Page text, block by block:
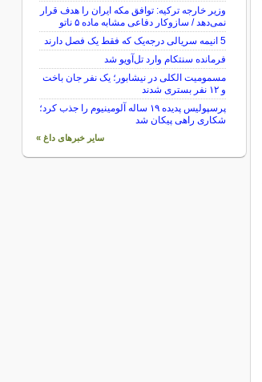
وزیر خارجه ترکیه: توافق مکه ایران را هدف قرار
نمی‌دهد / سازوکار دفاعی مشابه ماده ۵ ناتو
5 انیمه سریالی درجه‌یک که فقط یک فصل دارند
فرمانده سنتکام وارد تل‌آویو شد
مسمومیت الکلی در نیشابور؛ یک نفر جان باخت
و ۱۲ نفر بستری شدند
پرسپولیس پدیده ۱۹ ساله آلومینیوم را جذب کرد؛
شکاری راهی پیکان شد
سایر خبرهای داغ »